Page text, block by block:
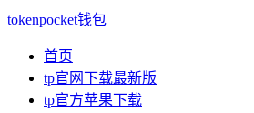
tokenpocket钱包
首页
tp官网下载最新版
tp官方苹果下载